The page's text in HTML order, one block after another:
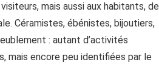
mais aussi aux habitants, de
Céramistes, ébénistes, bijoutiers,
: autant d’activités
mais encore peu identifiées par le